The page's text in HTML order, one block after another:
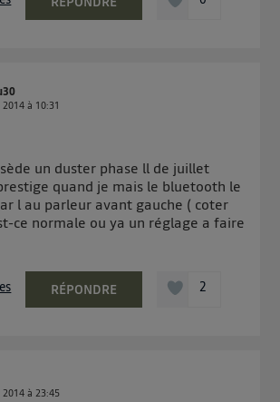
2014 à 10:31
un duster phase ll de juillet
quand je mais le bluetooth le
l au parleur avant gauche ( coter
ce normale ou ya un réglage a faire
RÉPONDRE 2
2014 à23:45
votre adresse IP et une référence
les personnes utilisant la même
consenties se verront attribuer le
des membres du foyer ayant consentis.
mobile, la personnalisation sera basée
sur la navigation de l'utilisateur du mobile.
tout moment retirer ce consentement
» en bas de ce site. Pour plus
veuillez consulter
la Politique